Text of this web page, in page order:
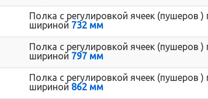
Полка с регулировкой ячеек (пушеров
шириной 732 мм
Полка с регулировкой ячеек (пушеров
шириной 797 мм
Полка с регулировкой ячеек (пушеров
шириной 862 мм